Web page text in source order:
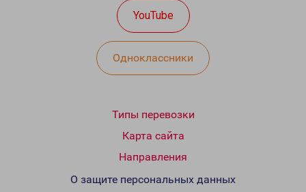
YouTube
Одноклассники
Типы перевозки
Карта сайта
Направления
О защите персональных данных